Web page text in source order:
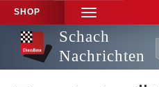
SHOP
TOGGLE
NAVIGATION
Schach
Nachrichten